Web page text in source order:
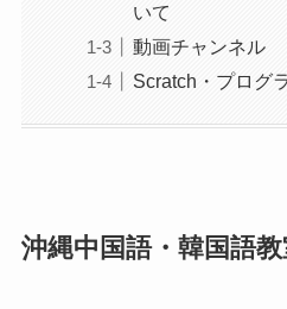
いて
動画チャンネル
Scratch・プログ
沖縄中国語・韓国語教